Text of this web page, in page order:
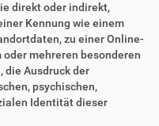
direkt oder indirekt,
Kennung wie einem
zu einer Online-
oder mehreren besonderen
die Ausdruck der
psychischen,
Identität dieser